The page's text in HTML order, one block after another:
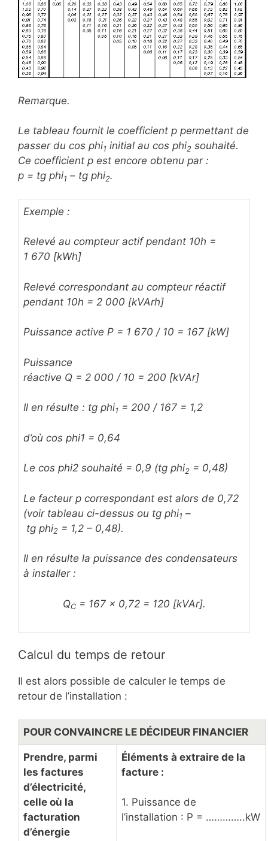
Remarque.
Le tableau fournit le coefficient p permettant de
passer du cos phi1 initial au cos phi2 souhaité.
Ce coefficient p est encore obtenu par :
p = tg phi1 – tg phi2.
Exemple :
Relevé au compteur actif pendant 10h =
1 670 [kWh]
Relevé correspondant au compteur réactif
pendant 10h = 2 000 [kVArh]
Puissance active P = 1 670 / 10 = 167 [kW]
Puissance
réactive Q = 2 000 / 10 = 200 [kVAr]
Il en résulte : tg phi1 = 200 / 167 = 1,2
d’où cos phi1 = 0,64
Le cos phi2 souhaité = 0,9 (tg phi2 = 0,48)
Le facteur p correspondant est alors de 0,72
(voir tableau ci-dessus ou tg phi1 –
tg phi2 = 1,2 – 0,48).
Il en résulte la puissance des condensateurs
à installer :
QC= 167 x 0,72 = 120 [kVAr].
Calcul du temps de retour
Il est alors possible de calculer le temps de
retour de l’installation :
POUR CONVAINCRE LE DÉCIDEUR FINANCIER
Prendre, parmi
les factures
d’électricité,
celle où la
facturation
d’énergie
Éléments à extraire de la
facture :
1. Puissance de
l’installation : P = …………..kW